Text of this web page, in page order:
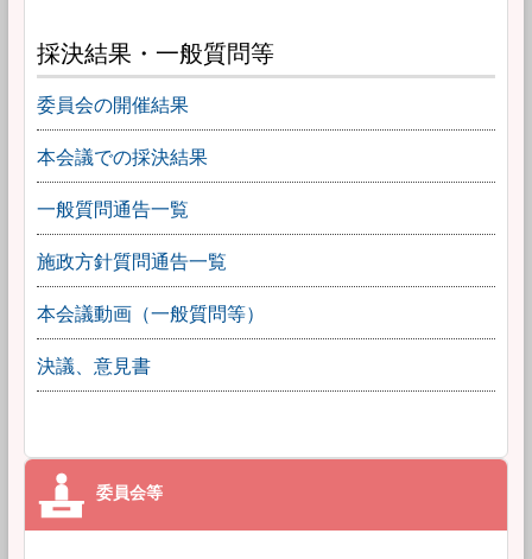
採決結果・一般質問等
委員会の開催結果
本会議での採決結果
一般質問通告一覧
施政方針質問通告一覧
本会議動画（一般質問等）
決議、意見書